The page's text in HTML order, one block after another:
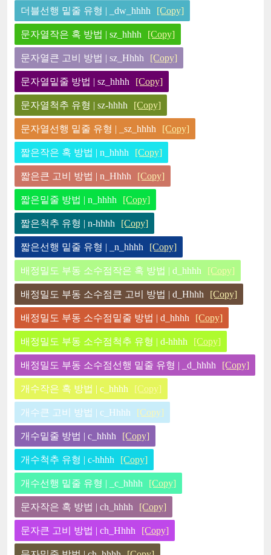
더블선행 밑줄 유형 | _dw_hhhh [Copy]
문자열작은 혹 방법 | sz_hhhh [Copy]
문자열큰 고비 방법 | sz_Hhhh [Copy]
문자열밑줄 방법 | sz_hhhh [Copy]
문자열척추 유형 | sz-hhhh [Copy]
문자열선행 밑줄 유형 | _sz_hhhh [Copy]
짧은작은 혹 방법 | n_hhhh [Copy]
짧은큰 고비 방법 | n_Hhhh [Copy]
짧은밑줄 방법 | n_hhhh [Copy]
짧은척추 유형 | n-hhhh [Copy]
짧은선행 밑줄 유형 | _n_hhhh [Copy]
배정밀도 부동 소수점작은 혹 방법 | d_hhhh [Copy]
배정밀도 부동 소수점큰 고비 방법 | d_Hhhh [Copy]
배정밀도 부동 소수점밑줄 방법 | d_hhhh [Copy]
배정밀도 부동 소수점척추 유형 | d-hhhh [Copy]
배정밀도 부동 소수점선행 밑줄 유형 | _d_hhhh [Copy]
개수작은 혹 방법 | c_hhhh [Copy]
개수큰 고비 방법 | c_Hhhh [Copy]
개수밑줄 방법 | c_hhhh [Copy]
개수척추 유형 | c-hhhh [Copy]
개수선행 밑줄 유형 | _c_hhhh [Copy]
문자작은 혹 방법 | ch_hhhh [Copy]
문자큰 고비 방법 | ch_Hhhh [Copy]